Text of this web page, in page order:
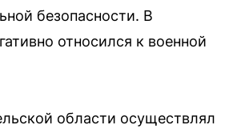
безопасности. В
относился к военной
области осуществлял